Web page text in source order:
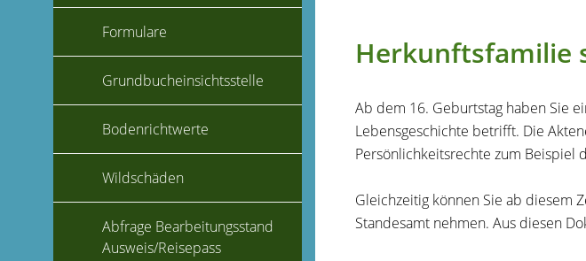
Herkunftsfamilie
Ab dem 16. Geburtstag haben Sie
Lebensgeschichte betrifft. Die
Persönlichkeitsrechte zum
Gleichzeitig können Sie ab diesem
Standesamt nehmen. Aus diesen
Formulare
Grundbucheinsichtsstelle
Bodenrichtwerte
Wildschäden
Abfrage Bearbeitungsstand
Ausweis/Reisepass